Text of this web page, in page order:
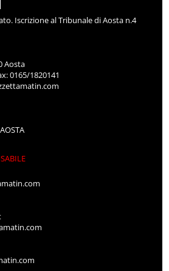
Iscrizione al Tribunale di Aosta n.4
Aosta
0165/1820141